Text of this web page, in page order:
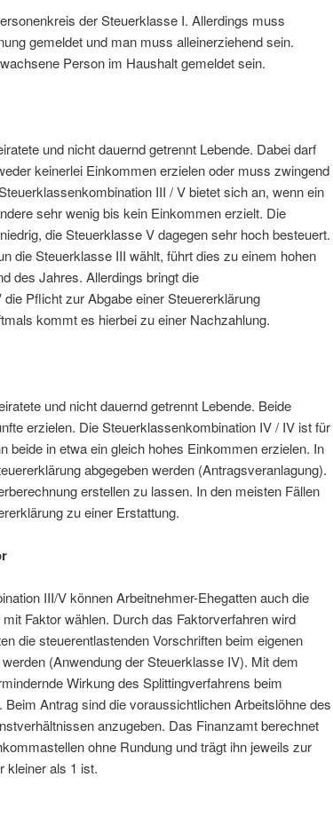
der Steuerklasse I. Allerdings muss
gemeldet und man muss alleinerziehend sein.
Person im Haushalt gemeldet sein.
und nicht dauernd getrennt Lebende. Dabei darf
keinerlei Einkommen erzielen oder muss zwingend
III / V bietet sich an, wenn ein
sehr wenig bis kein Einkommen erzielt. Die
die Steuerklasse V dagegen sehr hoch besteuert.
die Steuerklasse III wählt, führt dies zu einem hohen
des Jahres. Allerdings bringt die
Pflicht zur Abgabe einer Steuererklärung
kommt es hierbei zu einer Nachzahlung.
und nicht dauernd getrennt Lebende. Beide
erzielen. Die Steuerklassenkombination IV / IV ist für
beide in etwa ein gleich hohes Einkommen erzielen. In
abgegeben werden (Antragsveranlagung).
erstellen zu lassen. In den meisten Fällen
zu einer Erstattung.
III/V können Arbeitnehmer-Ehegatten auch die
Faktor wählen. Durch das Faktorverfahren wird
die steuerentlastenden Vorschriften beim eigenen
(Anwendung der Steuerklasse IV). Mit dem
Wirkung des Splittingverfahrens beim
Antrag sind die voraussichtlichen Arbeitslöhne des
anzugeben. Das Finanzamt berechnet
ohne Rundung und trägt ihn jeweils zur
kleiner als 1 ist.